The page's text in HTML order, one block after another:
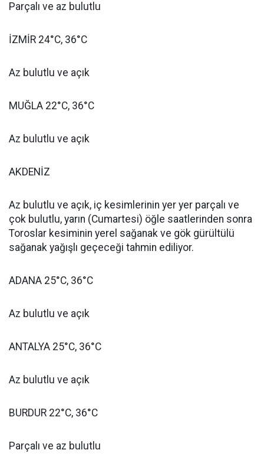
Parçalı ve az bulutlu
İZMİR 24°C, 36°C
Az bulutlu ve açık
MUĞLA 22°C, 36°C
Az bulutlu ve açık
AKDENİZ
Az bulutlu ve açık, iç kesimlerinin yer yer parçalı ve
çok bulutlu, yarın (Cumartesi) öğle saatlerinden sonra
Toroslar kesiminin yerel sağanak ve gök gürültülü
sağanak yağışlı geçeceği tahmin ediliyor.
ADANA 25°C, 36°C
Az bulutlu ve açık
ANTALYA 25°C, 36°C
Az bulutlu ve açık
BURDUR 22°C, 36°C
Parçalı ve az bulutlu